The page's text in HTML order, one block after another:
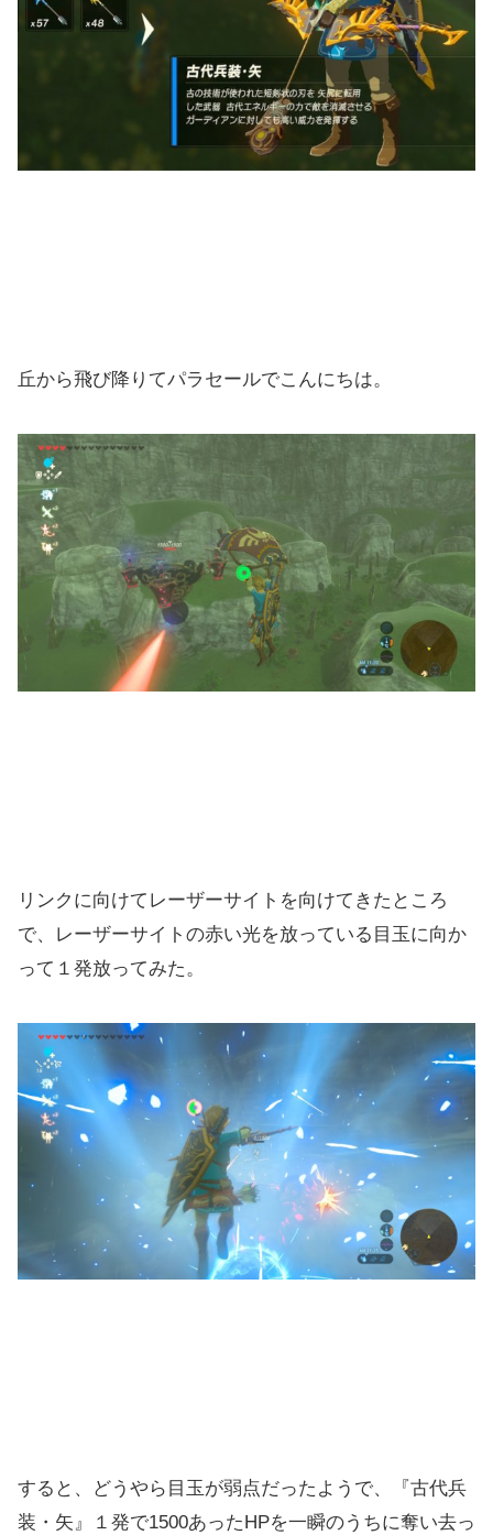
丘から飛び降りてパラセールでこんにちは。
リンクに向けてレーザーサイトを向けてきたところ
で、レーザーサイトの赤い光を放っている目玉に向か
って１発放ってみた。
すると、どうやら目玉が弱点だったようで、『古代兵
装・矢』１発で1500あったHPを一瞬のうちに奪い去っ